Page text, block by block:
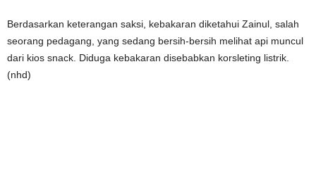
Berdasarkan keterangan saksi, kebakaran diketahui Zainul, salah
seorang pedagang, yang sedang bersih-bersih melihat api muncul
dari kios snack. Diduga kebakaran disebabkan korsleting listrik.
(nhd)